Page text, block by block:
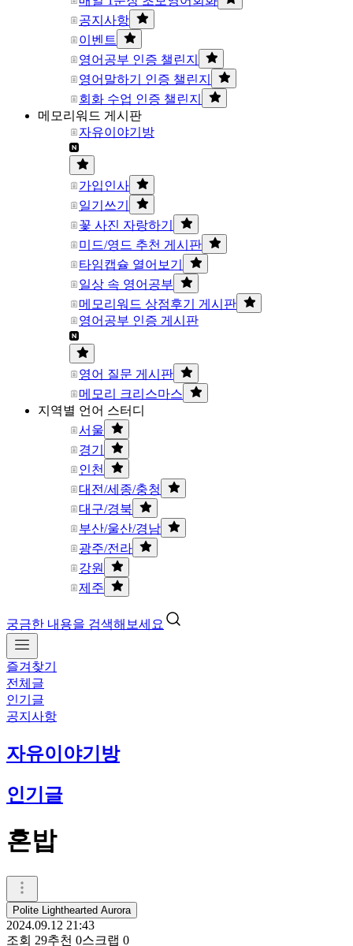
공지사항
이벤트
영어공부 인증 챌린지
영어말하기 인증 챌린지
회화 수업 인증 챌린지
메모리워드 게시판
자유이야기방
가입인사
일기쓰기
꽃 사진 자랑하기
미드/영드 추천 게시판
타임캡슐 열어보기
일상 속 영어공부
메모리워드 상점후기 게시판
영어공부 인증 게시판
영어 질문 게시판
메모리 크리스마스
지역별 언어 스터디
서울
경기
인천
대전/세종/충청
대구/경북
부산/울산/경남
광주/전라
강원
제주
궁금한 내용을 검색해보세요
즐겨찾기
전체글
인기글
공지사항
자유이야기방
인기글
혼밥
Polite Lighthearted Aurora
2024.09.12 21:43
조회 29추천 0스크랩 0